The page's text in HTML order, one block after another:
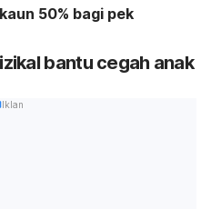
50% bagi pek
bantu cegah anak
Iklan